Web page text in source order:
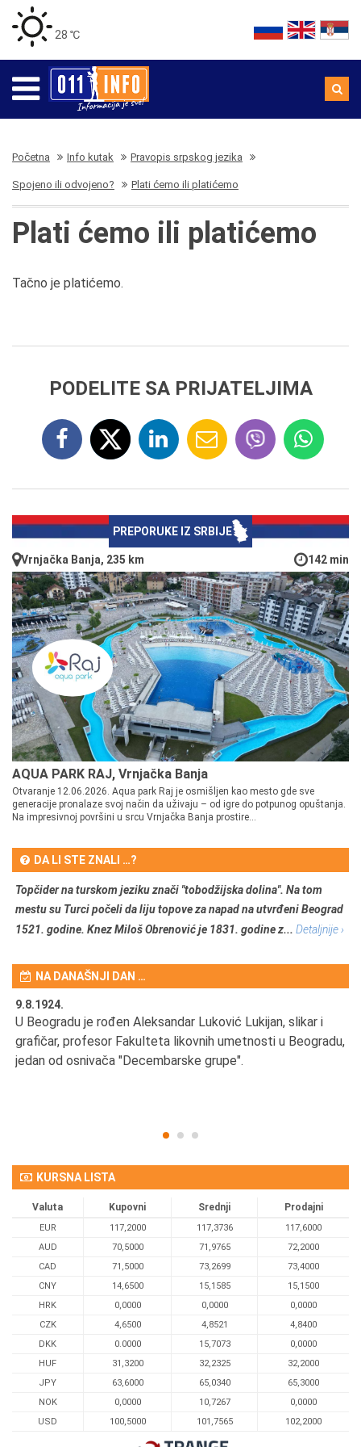
28 ℃
Početna Info kutak Pravopis srpskog jezika
Spojeno ili odvojeno? Plati ćemo ili platićemo
Plati ćemo ili platićemo
Tačno je platićemo.
PODELITE SA PRIJATELJIMA
PREPORUKE IZ SRBIJE
Vrnjačka Banja, 235 km 142 min
AQUA PARK RAJ, Vrnjačka Banja
Otvaranje 12.06.2026. Aqua park Raj je osmišljen kao mesto gde sve
generacije pronalaze svoj način da uživaju – od igre do potpunog opuštanja.
Na impresivnoj površini u srcu Vrnjačka Banja prostire...
DA LI STE ZNALI …?
Topčider na turskom jeziku znači "tobodžijska dolina". Na tom
mestu su Turci počeli da liju topove za napad na utvrđeni Beograd
1521. godine. Knez Miloš Obrenović je 1831. godine z... Detaljnije ›
NA DANAŠNJI DAN …
9.8.1924.
U Beogradu je rođen Aleksandar Luković Lukijan, slikar i
grafičar, profesor Fakulteta likovnih umetnosti u Beogradu,
jedan od osnivača "Decembarske grupe".
KURSNA LISTA
Valuta Kupovni Srednji Prodajni
EUR 117,2000 117,3736
117,6000
AUD
70,5000 71,9765
72,2000
CAD
71,5000 73,2699
73,4000
CNY
14,6500 15,1585
15,1500
HRK
0,0000 0,0000
0,0000
CZK
4,6500 4,8521
4,8400
DKK
0.0000 15,7073
0,0000
HUF
31,3200 32,2325
32,2000
JPY
63,6000 65,0340
65,3000
NOK
0,0000 10,7267
0,0000
USD
100,5000 101,7565 102,2000